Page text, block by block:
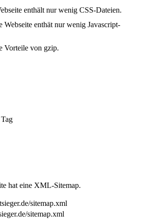
enthält nur wenig CSS-Dateien.
Webseite enthät nur wenig Javascript-
Vorteile von gzip.
hat eine XML-Sitemap.
sitemap.xml
sitemap.xml